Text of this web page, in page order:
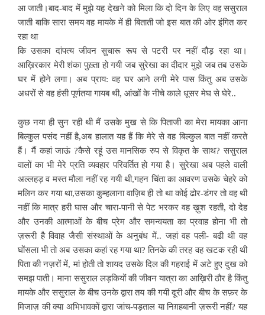
आ जाती।बाद-बाद में मुझे यह देखने को मिला कि दो दिन के लिए वह ससुराल
जाती बाकि सारा समय वह मायके में ही बिताती जो इस बात की ओर इंगित कर
रहा था
कि उसका दांपत्य जीवन सुचारू रूप से पटरी पर नहीं दौड़ रहा था।
आख़िरकार मेरी शंका पुख़्ता हो गयी जब सुरेखा का दीदार मुझे जब तब उसके
घर में होने लगा। अब प्राय: वह घर आने लगी मेरे पास किंतु अब उसके
अधरों से वह हंसी पूर्णतया गायब थी, आंखों के नीचे काले धूसर मेघ से घेरे..
कुछ नया ही सुन रही थी मैं उसके मुख से कि पिताजी का मेरा मायका आना
बिल्कुल पसंद नहीं है,अब हालात यह हैं कि मेरे से वह बिल्कुल बात नहीं करते
हैं। मैं कहां जाऊं ?कैसे रहूं उस मानसिक रुप से विकृत के साथ? ससुराल
वालों का भी मेरे प्रति व्यवहार परिवर्तित हो गया है। सुरेखा अब पहले वाली
अल्लहड़ व मस्त मौला नहीं रह गयी थी,गहन चिंता का आवरण उसके चेहरे को
मलिन कर गया था,उसका कुम्हलाना वाज़िब ही तो था कोई ढोर-डंगर तो वह थी
नहीं कि मात्र हरी घास और चारा-पानी से पेट भरकर वह ख़ुश रहती, दो देह
और उनकी आत्माओं के बीच प्रेम और समन्वयता का प्रवाह होना भी तो
ज़रूरी है विवाह जैसी संस्थाओं के अनुबंध में.. जहां वह पली- बढी थी वह
घोंसला भी तो अब उसका कहां रह गया था? तिनके की तरह वह खटक रही थी
पिता की नज़रों में, मां होती तो शायद उसके दिल की गहराई में अटे हुए दुख को
समझ पाती। माना ससुराल लड़कियों की जीवन यात्रा का आख़िरी ठौर है किंतु
मायके और ससुराल के बीच उनके द्वारा तय की गयी दूरी और बीच के सफ़र के
मिजाज़ की क्या अभिभावकों द्वारा जांच-पड़ताल या निग़हबानी ज़रूरी नहीं? यह